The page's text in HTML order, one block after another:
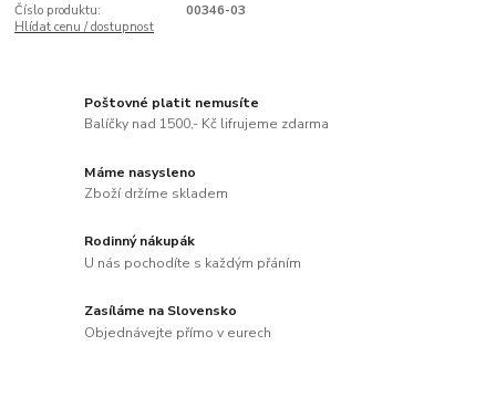
Číslo produktu:
00346-03
Hlídat cenu / dostupnost
Poštovné platit nemusíte
Balíčky nad 1500,- Kč lifrujeme zdarma
Máme nasysleno
Zboží držíme skladem
Rodinný nákupák
U nás pochodíte s každým přáním
Zasíláme na Slovensko
Objednávejte přímo v eurech